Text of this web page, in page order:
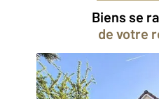
Biens se
de votre